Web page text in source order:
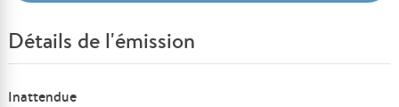
Détails de l'émission
Inattendue